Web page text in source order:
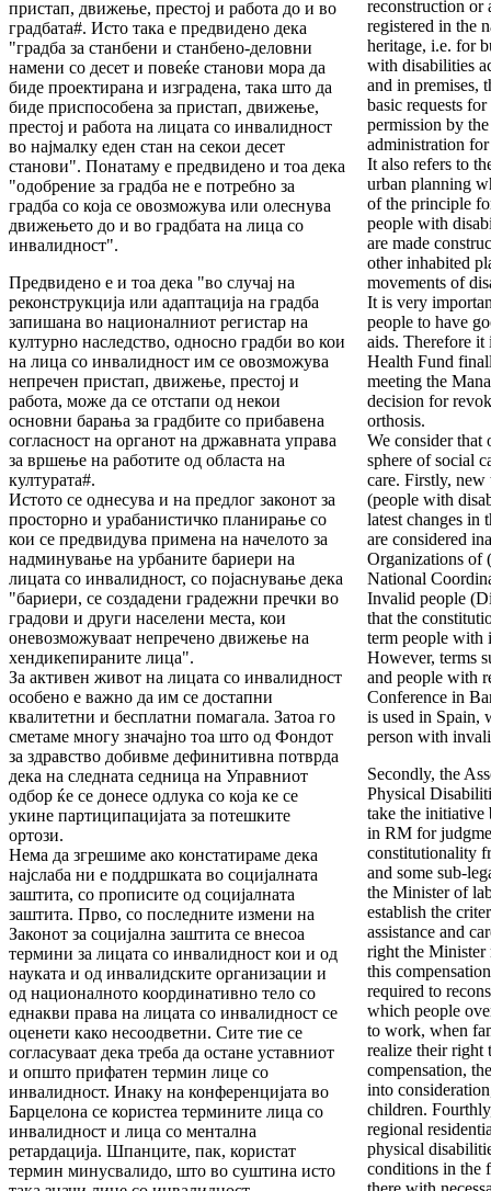
пристап, движење, престој и работа до и во
градбата#. Исто така е предвидено дека
"градба за станбени и станбено-деловни
намени со десет и повеќе станови мора да
биде проектирана и изградена, така што да
биде приспособена за пристап, движење,
престој и работа на лицата со инвалидност
во најмалку еден стан на секои десет
станови". Понатаму е предвидено и тоа дека
"одобрение за градба не е потребно за
градба со која се овозможува или олеснува
движењето до и во градбата на лица со
инвалидност".
Предвидено е и тоа дека "во случај на
реконструкција или адаптација на градба
запишана во националниот регистар на
културно наследство, односно градби во кои
на лица со инвалидност им се овозможува
непречен пристап, движење, престој и
работа, може да се отстапи од некои
основни барања за градбите со прибавена
согласност на органот на државната управа
за вршење на работите од областа на
културата#.
Истото се однесува и на предлог законот за
просторно и урабанистичко планирање со
кои се предвидува примена на начелото за
надминување на урбаните бариери на
лицата со инвалидност, со појаснување дека
"бариери, се создадени градежни пречки во
градови и други населени места, кои
оневозможуваат непречено движење на
хендикепираните лица".
За активен живот на лицата со инвалидност
особено е важно да им се достапни
квалитетни и бесплатни помагала. Затоа го
сметаме многу значајно тоа што од Фондот
за здравство добивме дефинитивна потврда
дека на следната седница на Управниот
одбор ќе се донесе одлука со која ке се
укине партиципацијата за потешките
ортози.
Нема да згрешиме ако констатираме дека
најслаба ни е поддршката во социјалната
заштита, со прописите од социјалната
заштита. Прво, со последните измени на
Законот за социјална заштита се внесоа
термини за лицата со инвалидност кои и од
науката и од инвалидските организации и
од националното координативно тело со
еднакви права на лицата со инвалидност се
оценети како несоодветни. Сите тие се
согласуваат дека треба да остане уставниот
и општо прифатен термин лице со
инвалидност. Инаку на конференцијата во
Барцелона се користеа термините лица со
инвалидност и лица со ментална
ретардација. Шпанците, пак, користат
термин минусвалидо, што во суштина исто
reconstruction or
registered in the
heritage, i.e. for
with disabilities
and in premises,
basic requests
permission by
administration
It also refers to
urban planning
of the principle
people with
are made
other inhabited
movements of
It is very
people to have
aids. Therefore it
Health Fund
meeting the
decision for
orthosis.
We consider that
sphere of social
care. Firstly,
(people with
latest changes in
are considered
Organizations of
National
Invalid people
that the
term people with
However, terms
and people with
Conference in
is used in Spain,
person with
Secondly, the
Physical
take the initiative
in RM for
constitutionality
and some sub-
the Minister of
establish the
assistance and
right the Minister
this
required to
which people
to work, when
realize their right
compensation,
into
children.
regional
physical
conditions in the